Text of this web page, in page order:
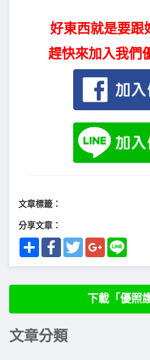
好東西就是要跟
趕快來加入我們
文章標籤：
分享文章：
Share FacebookTwitterGoogle+
下載「優照
文章分類